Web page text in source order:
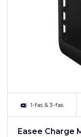
1-fas & 3-fas
Easee Charge